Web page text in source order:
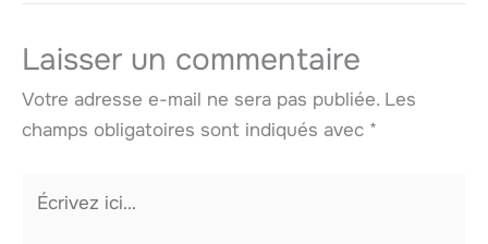
Laisser un commentaire
Votre adresse e-mail ne sera pas publiée. Les
champs obligatoires sont indiqués avec *
Écrivez